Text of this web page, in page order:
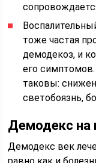
тоже частая
демодекоз, и
его симптомов.
таковы:
светобоязнь,
Демодекс на
Демодекс век